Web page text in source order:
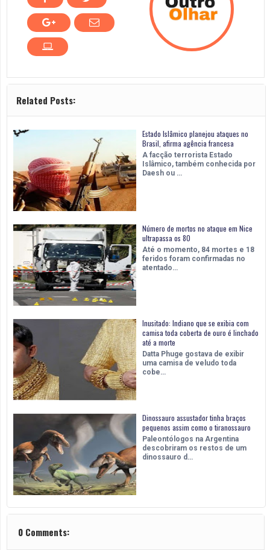
Related Posts:
Estado Islâmico planejou ataques no
Brasil, afirma agência francesa
A facção terrorista Estado
Islâmico, também conhecida por
Daesh ou …
Número de mortos no ataque em Nice
ultrapassa os 80
Até o momento, 84 mortes e 18
feridos foram confirmadas no
atentado…
Inusitado: Indiano que se exibia com
camisa toda coberta de ouro é linchado
até a morte
Datta Phuge gostava de exibir
uma camisa de veludo toda
cobe…
Dinossauro assustador tinha braços
pequenos assim como o tiranossauro
Paleontólogos na Argentina
descobriram os restos de um
dinossauro d…
0 Comments: